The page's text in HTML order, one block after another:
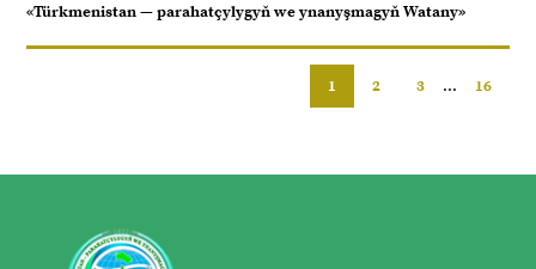
«Türkmenistan — parahatçylygyň we ynanyşmagyň Watany»
1 2 3 ... 16